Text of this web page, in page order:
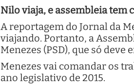
Nilo viaja, e assembleia tem
A reportagem do Jornal da
viajando. Portanto, a
Menezes (PSD), que só deve
Menezes vai comandar os
ano legislativo de 2015.